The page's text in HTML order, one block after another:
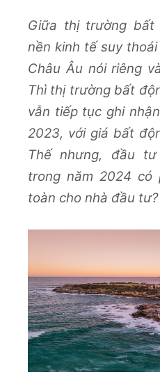
Giữa thị trường bất
nền kinh tế suy
Châu Âu nói riêng
Thì thị trường bất
vẫn tiếp tục ghi
2023, với giá bất
Thế nhưng, đầu
trong năm 2024 có
toàn cho nhà đầu tư?